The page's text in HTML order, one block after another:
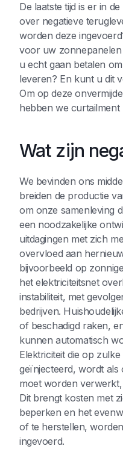
De laatste tijd is er in
over negatieve
worden deze
voor uw
u echt gaan betalen
leveren? En kunt u dit
Om op deze
hebben we curtailment
Wat zijn
We bevinden ons
breiden de productie
om onze samenleving
een noodzakelijke
uitdagingen met zich
overvloed aan
bijvoorbeeld op
het elektriciteitsnet
instabiliteit, met
bedrijven.
of beschadigd raken,
kunnen automatisch
Elektriciteit die op
geïnjecteerd, wordt
moet worden
Dit brengt kosten met
beperken en het
of te herstellen,
ingevoerd.